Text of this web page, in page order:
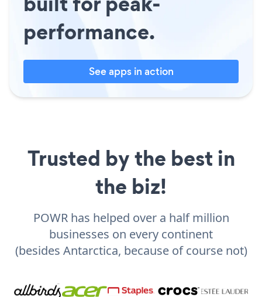
performance.
See apps in action
Trusted by the best in
the biz!
POWR has helped over a half million
businesses on every continent
(besides Antarctica, because of course not)